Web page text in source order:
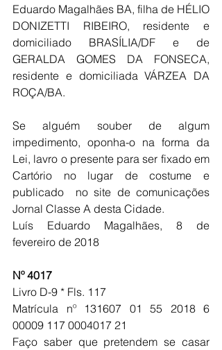
Eduardo Magalhães BA, filha de HÉLIO
DONIZETTI RIBEIRO, residente e
domiciliado BRASÍLIA/DF e de
GERALDA GOMES DA FONSECA,
residente e domiciliada VÁRZEA DA
ROÇA/BA.
Se alguém souber de algum
impedimento, oponha-o na forma da
Lei, lavro o presente para ser fixado em
Cartório no lugar de costume e
publicado  no site de comunicações
Jornal Classe A desta Cidade.
Luís Eduardo Magalhães, 8 de
fevereiro de 2018
Nº 4017
Livro D-9 * Fls. 117
Matrícula nº 131607 01 55 2018 6
00009 117 0004017 21
Faço saber que pretendem se casar